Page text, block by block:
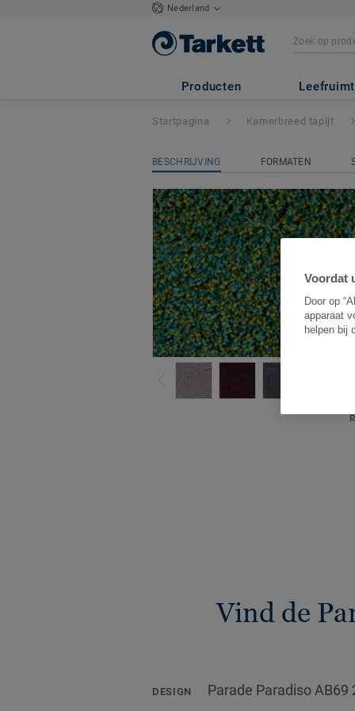
Nederland
Producten
Parade Paradiso -
Startpagina Kamerbreed tapijt
BESCHRIJVING FORMATEN
Vind de
DESIGN Parade Paradiso AB69
Voordat
Door op
apparaat
helpen bij